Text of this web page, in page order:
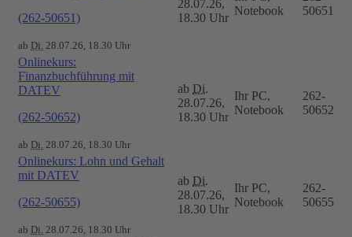
(262-50651)
ab Di. 28.07.26, 18.30 Uhr
28.07.26,
18.30 Uhr
Notebook
50651
Onlinekurs:
Finanzbuchführung mit
DATEV
(262-50652)
ab Di. 28.07.26, 18.30 Uhr
ab Di.
28.07.26,
18.30 Uhr
Ihr PC,
Notebook
262-
50652
Onlinekurs: Lohn und Gehalt
mit DATEV
(262-50655)
ab Di. 28.07.26, 18.30 Uhr
ab Di.
28.07.26,
18.30 Uhr
Ihr PC,
Notebook
262-
50655